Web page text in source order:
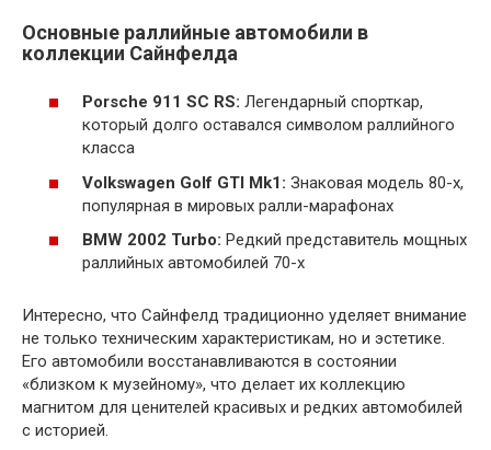
Основные раллийные автомобили в
коллекции Сайнфелда
Porsche 911 SC RS: Легендарный спорткар,
который долго оставался символом раллийного
класса
Volkswagen Golf GTI Mk1: Знаковая модель 80-х,
популярная в мировых ралли-марафонах
BMW 2002 Turbo: Редкий представитель мощных
раллийных автомобилей 70-х
Интересно, что Сайнфелд традиционно уделяет внимание
не только техническим характеристикам, но и эстетике.
Его автомобили восстанавливаются в состоянии
«близком к музейному», что делает их коллекцию
магнитом для ценителей красивых и редких автомобилей
с историей.